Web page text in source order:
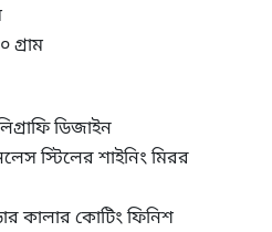
গ্রাম
ডিজাইন
স্টিলের শাইনিং মিরর
কালার কোটিং ফিনিশ